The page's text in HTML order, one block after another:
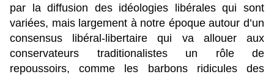
par la diffusion des idéologies libérales qui sont
variées, mais largement à notre époque autour d’un
consensus libéral-libertaire qui va allouer aux
conservateurs traditionalistes un rôle de
repoussoirs, comme les barbons ridicules des